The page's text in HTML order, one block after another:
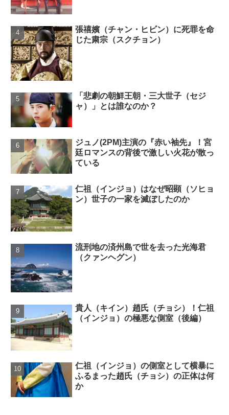
張禧嬪（チャン・ヒビン）に死罪を命
じた粛宗（スクチョン）
「悲劇の朝鮮王朝・三大世子（セジ
ャ）」とは誰なのか？
ジュノ(2PM)主演の『赤い袖先』！宮
廷ロマンスの背後で激しい火花が散っ
ている
仁祖（インジョ）はなぜ昭顕（ソヒョ
ン）世子の一家を滅ぼしたのか
流刑地の済州島で世を去った光海君
（クァンヘグン）
貴人（キイン）趙氏（チョシ）！仁祖
（インジョ）の極悪な側室（後編）
仁祖（インジョ）の側室として横暴に
ふるまった趙氏（チョシ）の正体は何
か